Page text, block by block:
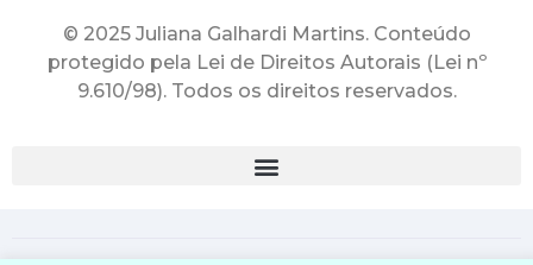
© 2025 Juliana Galhardi Martins. Conteúdo
protegido pela Lei de Direitos Autorais (Lei nº
9.610/98). Todos os direitos reservados.